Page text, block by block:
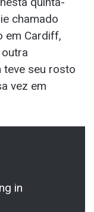
chamado
em Cardiff,
outra
seu rosto
vez em
in